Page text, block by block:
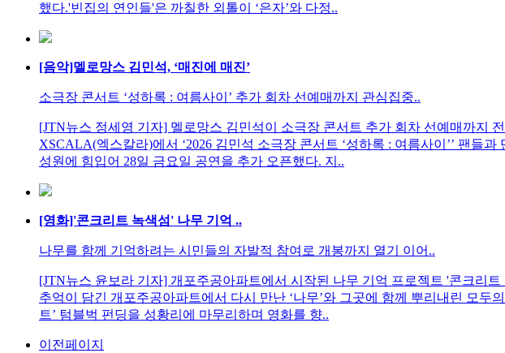
했다.'빈집의 연인들'은 까칠한 외톨이 ‘은자’와 다정..
[음악]멜로망스 김민석, ‘매진에 매진’
소극장 콘서트 ‘성하록 : 여름사이’ 추가 회차 선예매까지 관심집중..
[JTN뉴스 정세영 기자] 멜로망스 김민석이 소극장 콘서트 추가 회차 선예매까지
XSCALA(엑스칼라)에서 ‘2026 김민석 소극장 콘서트 ‘성하록 : 여름사이’’ 팬들
성원에 힘입어 28일 금요일 공연을 추가 오픈했다. 지..
[영화]'콘크리트 녹색섬' 나무 기억 ..
나무를 함께 기억하려는 시민들의 자발적 참여로 개봉까지 열기 이어..
[JTN뉴스 윤보라 기자] 개포주공아파트에서 시작된 나무 기억 프로젝트 '콘크리
추억이 담긴 개포주공아파트에서 다시 만난 ‘나무’와 그곳에 함께 뿌리내린 모두
트’ 텀블벅 펀딩을 성황리에 마무리하며 영화를 향..
이전페이지